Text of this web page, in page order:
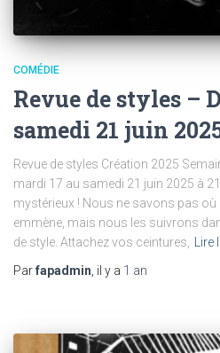
COMÉDIE
Revue de styles –
samedi 21 juin
Revue de styles Création 2025
mardi 17 au samedi 21 juin 2025 à
mystérieux ! Nous ne savons pas
emmène, mais nous les suivrons
de style. Attachez vos ceintures, Lire
Parfapadmin, il y a 1 an